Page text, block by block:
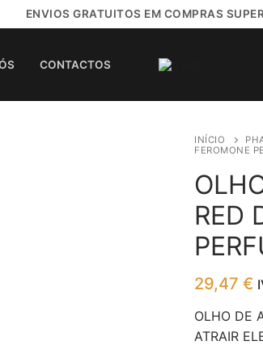
ENVIOS GRATUITOS EM COMPRAS
CONTACTOS
INÍCIO
FEROMONE
RED
29,47 €
OLHO DE
ATRAIR